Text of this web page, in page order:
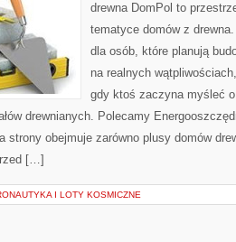
drewna DomPol to
tematyce domów z
dla osób, które planują
na realnych
gdy ktoś zaczyna myśleć o
drewnianych. Polecamy
strony obejmuje zarówno plusy domów
[…]
I LOTY KOSMICZNE